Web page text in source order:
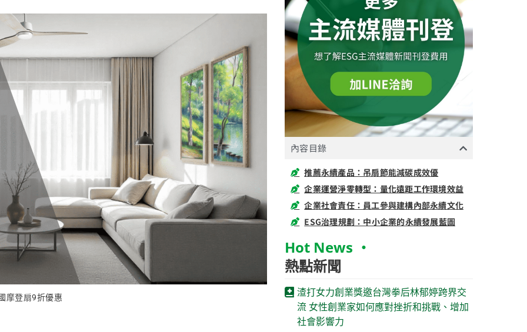
摩登扇9折優惠
內容目錄
推薦永續產品：吊扇節能減碳成效優
企業運營淨零轉型：量化遠距工作環境效益
企業社會責任：員工參與建構內部永續文化
ESG治理規劃：中小企業的永續發展藍圖
Hot News ‧
熱點新聞
渣打女力創業獎邀台灣拳后林郁婷跨界交
流 女性創業家如何應對挫折和挑戰、增加
社會影響力